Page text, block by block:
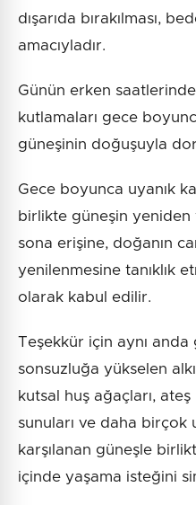
dışarıda bırakılması,
amacıyladır.
Günün erken
kutlamaları gece
güneşinin doğuşuyla
Gece boyunca uyanık
birlikte güneşin yeniden
sona erişine, doğanın
yenilenmesine tanıklık
olarak kabul edilir.
Teşekkür için aynı anda
sonsuzluğa yükselen
kutsal huş ağaçları, ateş
sunuları ve daha birçok
karşılanan güneşle
içinde yaşama isteğini